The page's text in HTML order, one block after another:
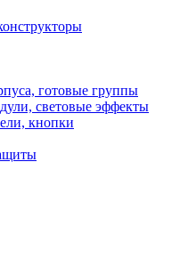
готовые группы
световые эффекты
кнопки